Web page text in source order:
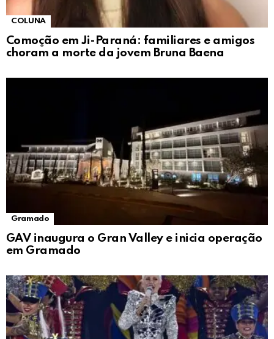
COLUNA
Comoção em Ji-Paraná: familiares e amigos
choram a morte da jovem Bruna Baena
Gramado
GAV inaugura o Gran Valley e inicia operação
em Gramado